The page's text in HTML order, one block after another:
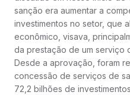
sanção era aumentar a
investimentos no setor, que
econômico, visava,
da prestação de um serviço
Desde a aprovação, foram
concessão de serviços de
72,2 bilhões de